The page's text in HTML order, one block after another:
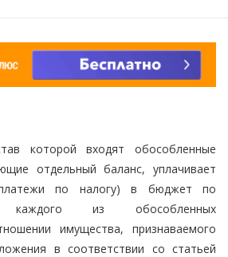
которой входят обособленные
отдельный баланс, уплачивает
по налогу) в бюджет по
каждого из обособленных
имущества, признаваемого
в соответствии со статьей